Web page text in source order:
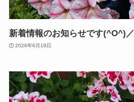
新着情報のお知らせです(^O^)／
2026年6月19日